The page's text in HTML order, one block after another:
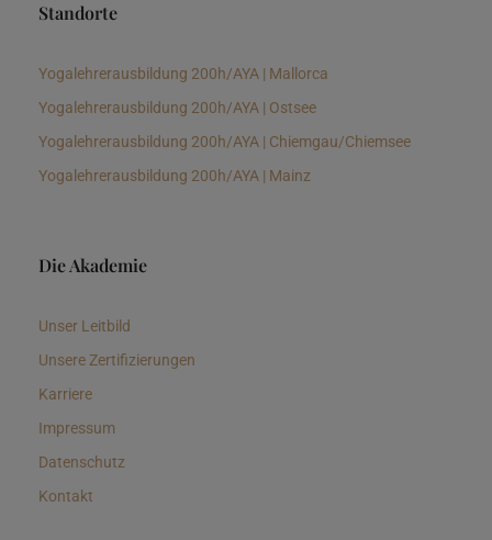
Standorte
Yogalehrerausbildung 200h/AYA | Mallorca
Yogalehrerausbildung 200h/AYA | Ostsee
Yogalehrerausbildung 200h/AYA | Chiemgau/Chiemsee
Yogalehrerausbildung 200h/AYA | Mainz
Die Akademie
Unser Leitbild
Unsere Zertifizierungen
Karriere
Impressum
Datenschutz
Kontakt